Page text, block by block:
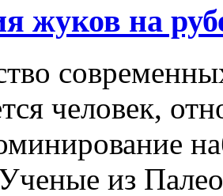
жуков на
человек,
из